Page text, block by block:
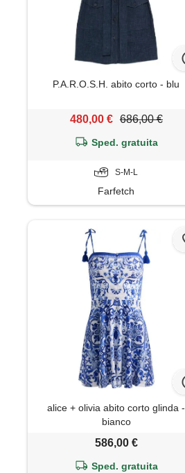
P.A.R.O.S.H. abito corto - blu
480,00 € 686,00 €
Sped. gratuita
S-M-L
Farfetch
alice + olivia abito corto glinda -
bianco
586,00 €
Sped. gratuita